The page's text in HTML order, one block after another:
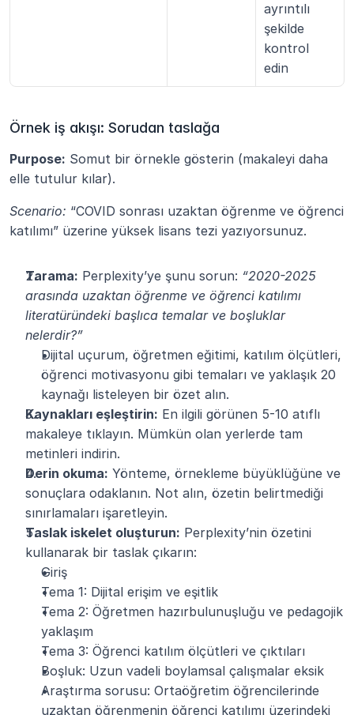
ayrıntılı
şekilde
kontrol
edin
Örnek iş akışı: Sorudan taslağa
Purpose: Somut bir örnekle gösterin (makaleyi daha
elle tutulur kılar).
Scenario: “COVID sonrası uzaktan öğrenme ve öğrenci
katılımı” üzerine yüksek lisans tezi yazıyorsunuz.
Tarama: Perplexity’ye şunu sorun: “2020-2025
arasında uzaktan öğrenme ve öğrenci katılımı
literatüründeki başlıca temalar ve boşluklar
nelerdir?”
Dijital uçurum, öğretmen eğitimi, katılım ölçütleri,
öğrenci motivasyonu gibi temaları ve yaklaşık 20
kaynağı listeleyen bir özet alın.
Kaynakları eşleştirin: En ilgili görünen 5-10 atıflı
makaleye tıklayın. Mümkün olan yerlerde tam
metinleri indirin.
Derin okuma: Yönteme, örnekleme büyüklüğüne ve
sonuçlara odaklanın. Not alın, özetin belirtmediği
sınırlamaları işaretleyin.
Taslak iskelet oluşturun: Perplexity’nin özetini
kullanarak bir taslak çıkarın:
Giriş
Tema 1: Dijital erişim ve eşitlik
Tema 2: Öğretmen hazırbulunuşluğu ve pedagojik
yaklaşım
Tema 3: Öğrenci katılım ölçütleri ve çıktıları
Boşluk: Uzun vadeli boylamsal çalışmalar eksik
Araştırma sorusu: Ortaöğretim öğrencilerinde
uzaktan öğrenmenin öğrenci katılımı üzerindeki